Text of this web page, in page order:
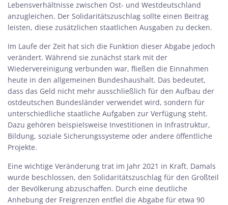
Lebensverhältnisse zwischen Ost- und Westdeutschland
anzugleichen. Der Solidaritätszuschlag sollte einen Beitrag
leisten, diese zusätzlichen staatlichen Ausgaben zu decken.
Im Laufe der Zeit hat sich die Funktion dieser Abgabe jedoch
verändert. Während sie zunächst stark mit der
Wiedervereinigung verbunden war, fließen die Einnahmen
heute in den allgemeinen Bundeshaushalt. Das bedeutet,
dass das Geld nicht mehr ausschließlich für den Aufbau der
ostdeutschen Bundesländer verwendet wird, sondern für
unterschiedliche staatliche Aufgaben zur Verfügung steht.
Dazu gehören beispielsweise Investitionen in Infrastruktur,
Bildung, soziale Sicherungssysteme oder andere öffentliche
Projekte.
Eine wichtige Veränderung trat im Jahr 2021 in Kraft. Damals
wurde beschlossen, den Solidaritätszuschlag für den Großteil
der Bevölkerung abzuschaffen. Durch eine deutliche
Anhebung der Freigrenzen entfiel die Abgabe für etwa 90